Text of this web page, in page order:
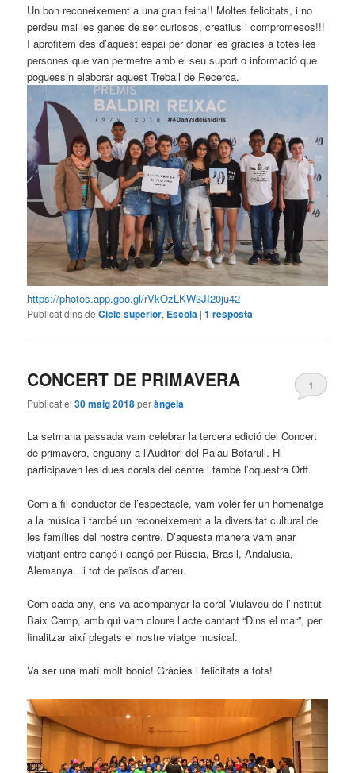
Un bon reconeixement a una gran feina!! Moltes felicitats, i no
perdeu mai les ganes de ser curiosos, creatius i compromesos!!!
I aprofitem des d’aquest espai per donar les gràcies a totes les
persones que van permetre amb el seu suport o informació que
poguessin elaborar aquest Treball de Recerca.
https://photos.app.goo.gl/rVkOzLKW3JI20ju42
Publicat dins de Cicle superior, Escola |1 resposta
CONCERT DE PRIMAVERA
Publicat el30 maig 2018peràngela
1
La setmana passada vam celebrar la tercera edició del Concert
de primavera, enguany a l’Auditori del Palau Bofarull. Hi
participaven les dues corals del centre i també l’oquestra Orff.
Com a fil conductor de l’espectacle, vam voler fer un homenatge
a la música i també un reconeixement a la diversitat cultural de
les famílies del nostre centre. D’aquesta manera vam anar
viatjant entre cançó i cançó per Rússia, Brasil, Andalusia,
Alemanya…i tot de països d’arreu.
Com cada any, ens va acompanyar la coral Viulaveu de l’institut
Baix Camp, amb qui vam cloure l’acte cantant “Dins el mar”, per
finalitzar així plegats el nostre viatge musical.
Va ser una matí molt bonic! Gràcies i felicitats a tots!